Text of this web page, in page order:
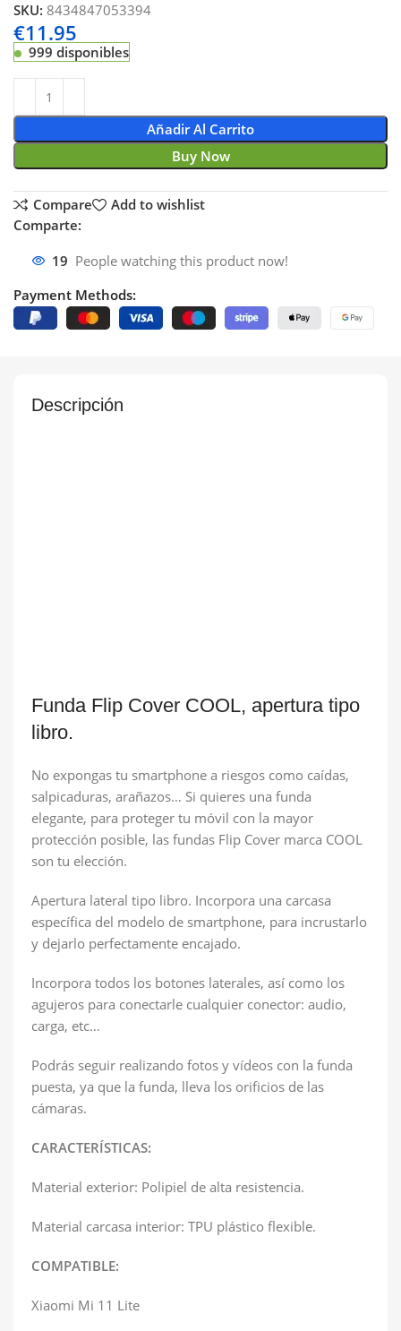
SKU:8434847053394
€11.95
999 disponibles
Añadir Al Carrito
Buy Now
Compare
Add to wishlist
Comparte:
19 People watching this product now!
Payment Methods:
Descripción
Funda Flip Cover COOL, apertura tipo
libro.
No expongas tu smartphone a riesgos como caídas,
salpicaduras, arañazos… Si quieres una funda
elegante, para proteger tu móvil con la mayor
protección posible, las fundas Flip Cover marca COOL
son tu elección.
Apertura lateral tipo libro. Incorpora una carcasa
específica del modelo de smartphone, para incrustarlo
y dejarlo perfectamente encajado.
Incorpora todos los botones laterales, así como los
agujeros para conectarle cualquier conector: audio,
carga, etc…
Podrás seguir realizando fotos y vídeos con la funda
puesta, ya que la funda, lleva los orificios de las
cámaras.
CARACTERÍSTICAS:
Material exterior: Polipiel de alta resistencia.
Material carcasa interior: TPU plástico flexible.
COMPATIBLE:
Xiaomi Mi 11 Lite